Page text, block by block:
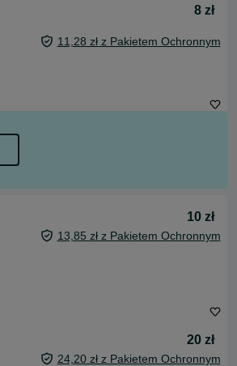
8 zł
11,28 zł z Pakietem Ochronnym
10 zł
13,85 zł z Pakietem Ochronnym
20 zł
24,20 zł z Pakietem Ochronnym